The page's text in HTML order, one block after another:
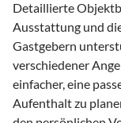
Detaillierte
Ausstattung und
Gastgebern
verschiedener
einfacher, eine
Aufenthalt zu